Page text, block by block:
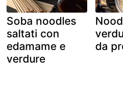
Soba noodles
saltati con
edamame e
verdure
da